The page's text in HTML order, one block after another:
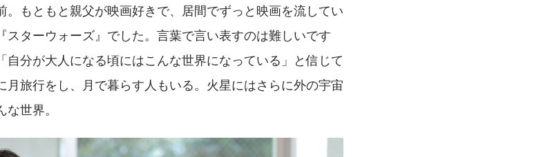
。もともと親父が映画好きで、居間でずっと映画を流してい
スターウォーズ』でした。言葉で言い表すのは難しいです
自分が大人になる頃にはこんな世界になっている」と信じて
月旅行をし、月で暮らす人もいる。火星にはさらに外の宇宙
世界。